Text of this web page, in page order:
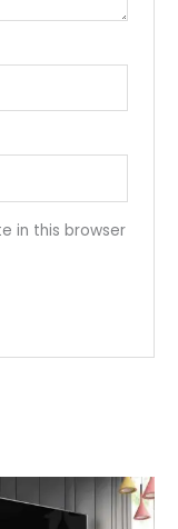
in this browser